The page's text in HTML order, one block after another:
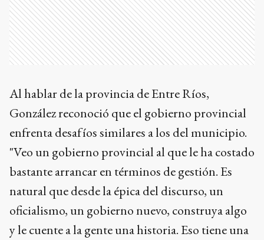
Al hablar de la provincia de Entre Ríos,
González reconoció que el gobierno provincial
enfrenta desafíos similares a los del municipio.
"Veo un gobierno provincial al que le ha costado
bastante arrancar en términos de gestión. Es
natural que desde la épica del discurso, un
oficialismo, un gobierno nuevo, construya algo
y le cuente a la gente una historia. Eso tiene una